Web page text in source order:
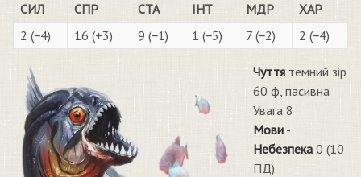
СИЛ СПР СТА ІНТ МДР
ХАР
2 (−4)
16 (+3) 9 (−1) 1 (−5) 7 (−2) 2 (−4)
Чуттятемний зір
60 ф, пасивна
Увага 8
Мови-
Небезпека0 (10
ПД)